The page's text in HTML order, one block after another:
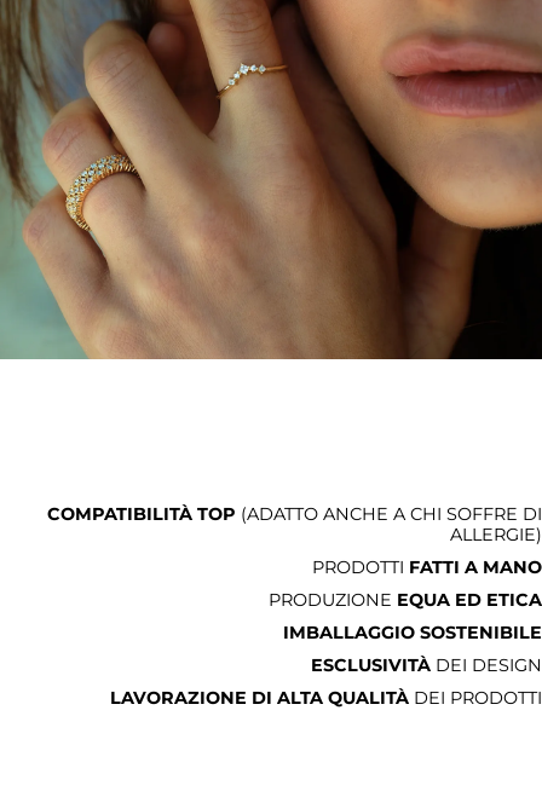
COMPATIBILITÀ TOP (ADATTO ANCHE A CHI SOFFRE DI
ALLERGIE)
PRODOTTI FATTI A MANO
PRODUZIONE EQUA ED ETICA
IMBALLAGGIO SOSTENIBILE
ESCLUSIVITÀ DEI DESIGN
LAVORAZIONE DI ALTA QUALITÀ DEI PRODOTTI